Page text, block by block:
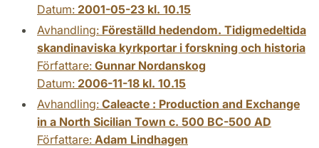
Datum: 2001-05-23 kl. 10.15
Avhandling: Föreställd hedendom. Tidigmedeltida
skandinaviska kyrkportar i forskning och historia
Författare: Gunnar Nordanskog
Datum: 2006-11-18 kl. 10.15
Avhandling: Caleacte : Production and Exchange
in a North Sicilian Town c. 500 BC-500 AD
Författare: Adam Lindhagen